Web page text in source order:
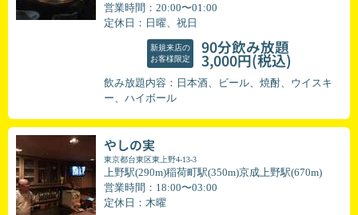
営業時間：20:00〜01:00
定休日：日曜、祝日
新規来店の
お客様限定
90分飲み放題
3,000円(税込)
飲み放題内容：日本酒、ビール、焼酎、ウイスキ
ー、ハイボール
やしの実
東京都台東区東上野4-13-3
上野駅(290m)稲荷町駅(350m)京成上野駅(670m)
営業時間：18:00〜03:00
定休日：木曜